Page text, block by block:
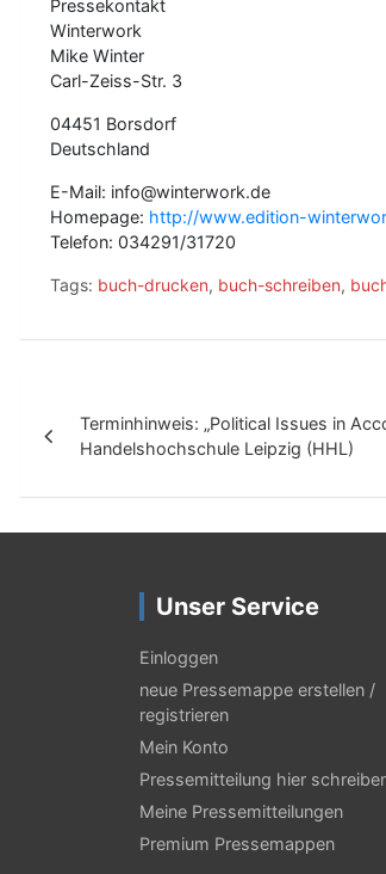
Pressekontakt
Winterwork
Mike Winter
Carl-Zeiss-Str. 3
04451 Borsdorf
Deutschland
E-Mail: info@winterwork.de
Homepage: http://www.edition-
Telefon: 034291/31720
Tags: buch-drucken, buch-schreiben,
Terminhinweis: „Political Issues in
Handelshochschule Leipzig (HHL)
Unser Service
Einloggen
neue Pressemappe erstellen /
registrieren
Mein Konto
Pressemitteilung hier
Meine Pressemitteilungen
Premium Pressemappen